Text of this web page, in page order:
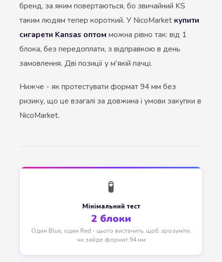
бренд, за яким повертаються, бо звичайний KS
таким людям тепер короткий. У NicoMarket купити
сигарети Kansas оптом можна рівно так: від 1
блока, без передоплати, з відправкою в день
замовлення. Дві позиції у м'якій пачці.
Нижче - як протестувати формат 94 мм без
ризику, що це взагалі за довжина і умови закупки в
NicoMarket.
🧪
Мінімальний тест
2 блоки
Один Blue, один Red - цього вистачить, щоб зрозуміти,
чи зайде формат 94 мм